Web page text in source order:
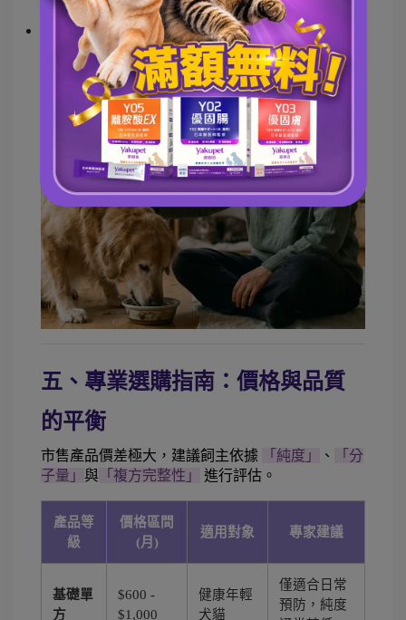
境。
協同效益： 加入仙杜瑞拉益生菌與菊苣纖維，不僅
解決軟便副作用，幫助消化，健康的腸道環境更能
提升營養素的利用率。
五、專業選購指南：價格與品質
的平衡
市售產品價差極大，建議飼主依據 「純度」 、
「分
子量」 與 「複方完整性」 進行評估。
產品等
級
價格區間
(月)
適用對象 專家建議
基礎單
方
$600 -
$1,000
健康年輕
犬貓
僅適合日常
預防，純度